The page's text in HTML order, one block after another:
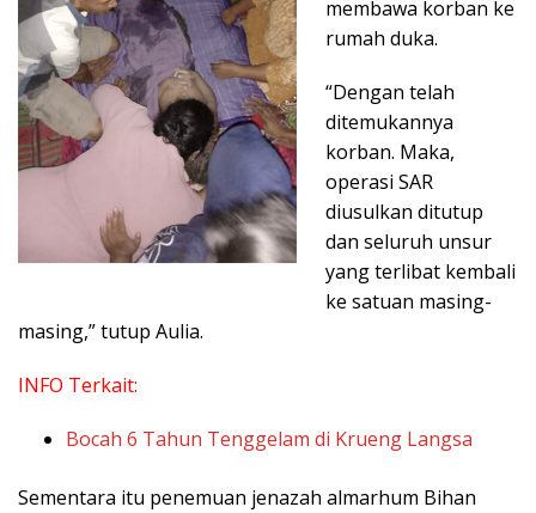
membawa korban ke
rumah duka.
“Dengan telah
ditemukannya
korban. Maka,
operasi SAR
diusulkan ditutup
dan seluruh unsur
yang terlibat kembali
ke satuan masing-
masing,” tutup Aulia.
INFO Terkait:
Bocah 6 Tahun Tenggelam di Krueng Langsa
Sementara itu penemuan jenazah almarhum Bihan